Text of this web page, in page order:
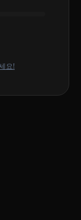
요!